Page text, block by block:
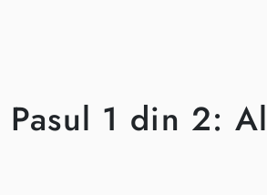
Pasul 1 din 2: